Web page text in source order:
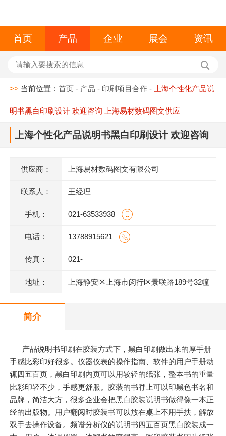
首页 产品 企业 展会 资讯
>> 当前位置：首页 - 产品 - 印刷项目合作 - 上海个性化产品说
明书黑白印刷设计 欢迎咨询 上海易材数码图文供应
上海个性化产品说明书黑白印刷设计 欢迎咨询
供应商： 上海易材数码图文有限公司
联系人： 王经理
手机： 021-63533938
电话： 13788915621
传真： 021-
地址： 上海静安区上海市闵行区景联路189号32幢
简介
产品说明书印刷在胶装方式下，黑白印刷做出来的厚手册
手感比彩印好很多。仪器仪表的操作指南、软件的用户手册动
辄四五百页，黑白印刷内页可以用较轻的纸张，整本书的重量
比彩印轻不少，手感更舒服。胶装的书脊上可以印黑色书名和
品牌，简洁大方，很多企业会把黑白胶装说明书做得像一本正
经的出版物。用户翻阅时胶装书可以放在桌上不用手扶，解放
双手去操作设备。频谱分析仪的说明书四五百页黑白胶装成一